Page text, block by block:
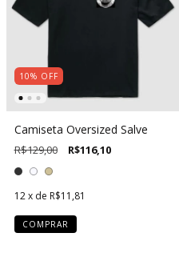
10% OFF
Camiseta Oversized Salve
R$129,00 R$116,10
12 x de R$11,81
COMPRAR